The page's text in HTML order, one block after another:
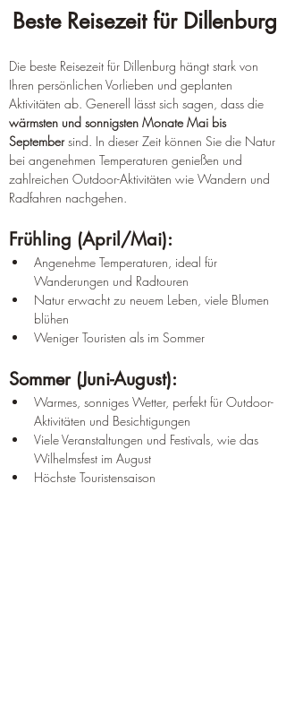
Beste Reisezeit für Dillenburg
Die beste Reisezeit für Dillenburg hängt stark von
Ihren persönlichen Vorlieben und geplanten
Aktivitäten ab. Generell lässt sich sagen, dass die
wärmsten und sonnigsten Monate Mai bis
September sind. In dieser Zeit können Sie die Natur
bei angenehmen Temperaturen genießen und
zahlreichen Outdoor-Aktivitäten wie Wandern und
Radfahren nachgehen.
Frühling (April/Mai):
Angenehme Temperaturen, ideal für
Wanderungen und Radtouren
Natur erwacht zu neuem Leben, viele Blumen
blühen
Weniger Touristen als im Sommer
Sommer (Juni-August):
Warmes, sonniges Wetter, perfekt für Outdoor-
Aktivitäten und Besichtigungen
Viele Veranstaltungen und Festivals, wie das
Wilhelmsfest im August
Höchste Touristensaison